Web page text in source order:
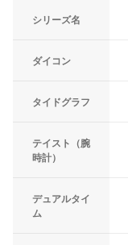
シリーズ名
ダイコン
タイドグラフ
テイスト（腕
時計）
デュアルタイ
ム